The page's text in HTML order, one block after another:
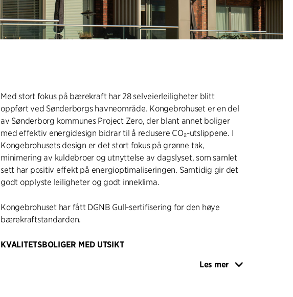
Med stort fokus på bærekraft har 28 selveierleiligheter blitt
oppført ved Sønderborgs havneområde. Kongebrohuset er en del
av Sønderborg kommunes Project Zero, der blant annet boliger
med effektiv energidesign bidrar til å redusere CO₂-utslippene. I
Kongebrohusets design er det stort fokus på grønne tak,
minimering av kuldebroer og utnyttelse av dagslyset, som samlet
sett har positiv effekt på energioptimaliseringen. Samtidig gir det
godt opplyste leiligheter og godt inneklima.
Kongebrohuset har fått DGNB Gull-sertifisering for den høye
bærekraftstandarden.
KVALITETSBOLIGER MED UTSIKT
Materialvalget er basert på kvalitet og levetid samt tilpasning til
Les mer